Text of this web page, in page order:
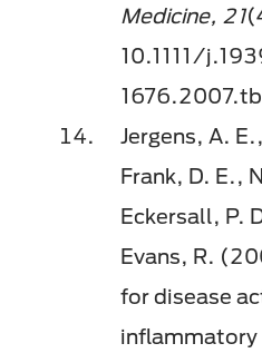
Medicine, 21
10.1111/
Jergens, A.
Frank, D. E.,
Eckersall, P.
Evans, R.
for disease
inflammatory